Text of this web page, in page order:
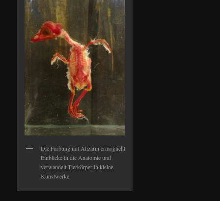
Die Färbung mit Alizarin ermöglicht
Einblicke in die Anatomie und
verwandelt Tierkörper in kleine
Kunstwerke.